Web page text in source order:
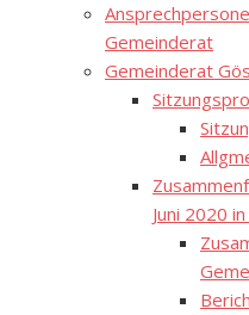
Gemeinderat
Gemeinderat
Juni 2020